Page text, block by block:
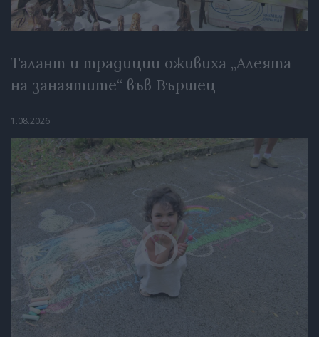
Талант и традиции оживиха „Алеята
на занаятите“ във Вършец
1.08.2026